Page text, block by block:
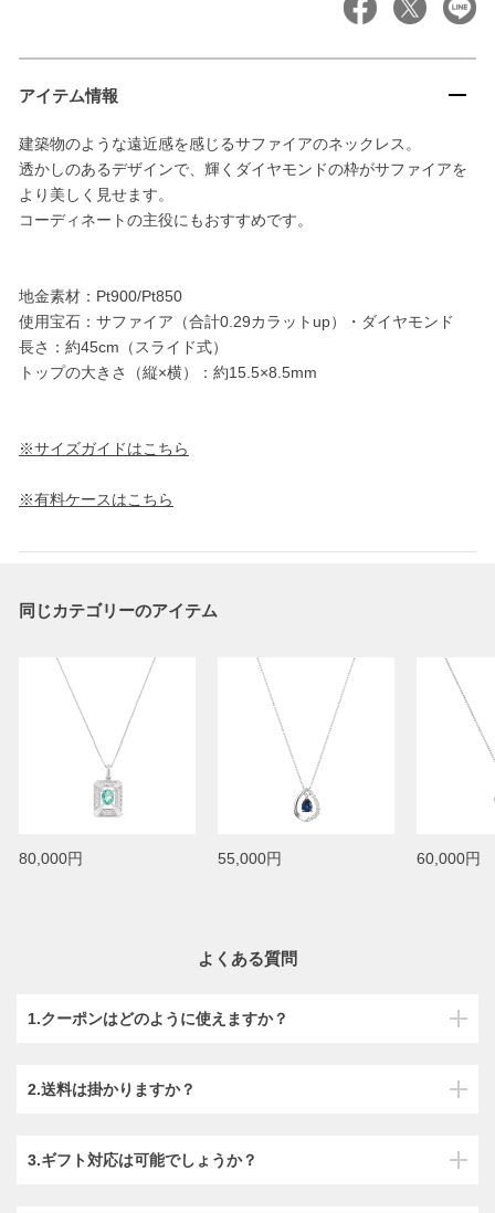
アイテム情報
建築物のような遠近感を感じるサファイアのネックレス。
透かしのあるデザインで、輝くダイヤモンドの枠がサファイアを
より美しく見せます。
コーディネートの主役にもおすすめです。
地金素材：Pt900/Pt850
使用宝石：サファイア（合計0.29カラットup）・ダイヤモンド
長さ：約45cm（スライド式）
トップの大きさ（縦×横）：約15.5×8.5mm
※サイズガイドはこちら
※有料ケースはこちら
同じカテゴリーのアイテム
80,000円 55,000円 60,000円
よくある質問
1.クーポンはどのように使えますか？
2.送料は掛かりますか？
3.ギフト対応は可能でしょうか？